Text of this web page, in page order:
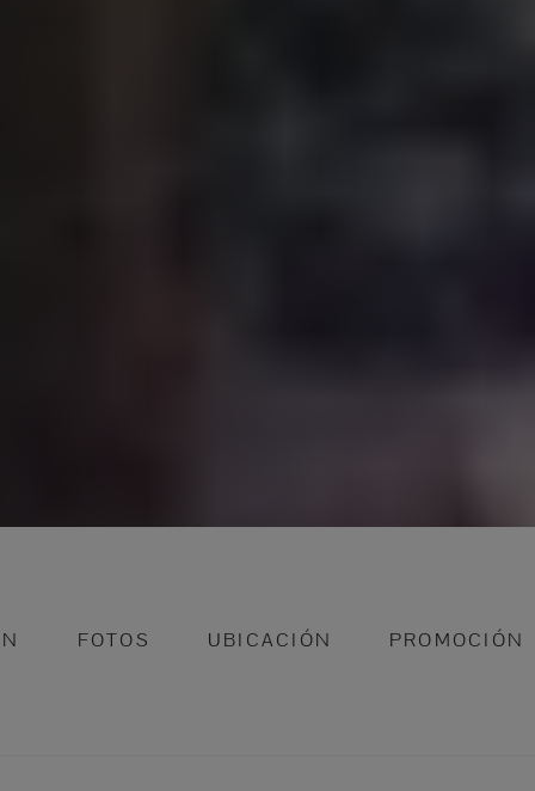
FOTOS UBICACIÓN PROMOCIÓN